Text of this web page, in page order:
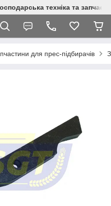
техніка та
для прес-підбирачів